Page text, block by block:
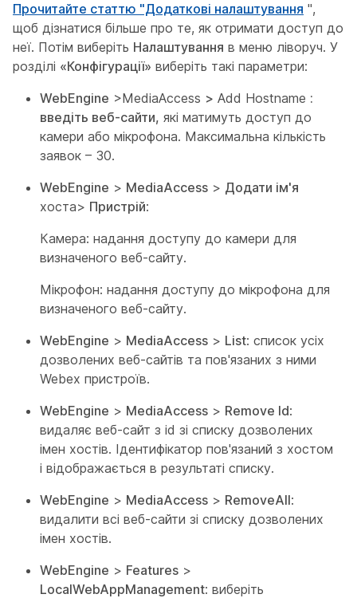
Прочитайте статтю "Додаткові налаштування ",
щоб дізнатися більше про те, як отримати доступ до
неї. Потім виберіть Налаштування в меню ліворуч. У
розділі «Конфігурації» виберіть такі параметри:
WebEngine >MediaAccess > Add Hostname :
введіть веб-сайти, які матимуть доступ до
камери або мікрофона. Максимальна кількість
заявок – 30.
WebEngine > MediaAccess > Додати ім'я
хоста> Пристрій:
Камера: надання доступу до камери для
визначеного веб-сайту.
Мікрофон: надання доступу до мікрофона для
визначеного веб-сайту.
WebEngine > MediaAccess > List: список усіх
дозволених веб-сайтів та пов'язаних з ними
Webex пристроїв.
WebEngine > MediaAccess > Remove Id:
видаляє веб-сайт з id зі списку дозволених
імен хостів. Ідентифікатор пов'язаний з хостом
і відображається в результаті списку.
WebEngine > MediaAccess > RemoveAll:
видалити всі веб-сайти зі списку дозволених
імен хостів.
WebEngine > Features >
LocalWebAppManagement: виберіть